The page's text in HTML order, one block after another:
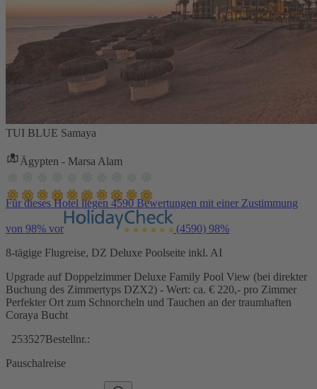
TUI BLUE Samaya
Ägypten - Marsa Alam
Für dieses Hotel liegen 4590 Bewertungen mit einer Zustimmung
von 98% vor (4590) 98%
8-tägige Flugreise, DZ Deluxe Poolseite inkl. AI
Upgrade auf Doppelzimmer Deluxe Family Pool View (bei direkter
Buchung des Zimmertyps DZX2) - Wert: ca. € 220,- pro Zimmer
Perfekter Ort zum Schnorcheln und Tauchen an der traumhaften
Coraya Bucht
253527Bestellnr.:
Pauschalreise